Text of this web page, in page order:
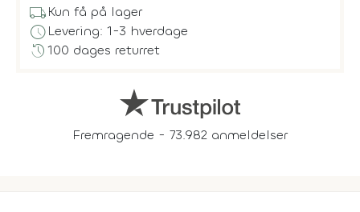
local_shippingKun få på lager
scheduleLevering: 1-3 hverdage
history100 dages returret
Fremragende - 73.982 anmeldelser